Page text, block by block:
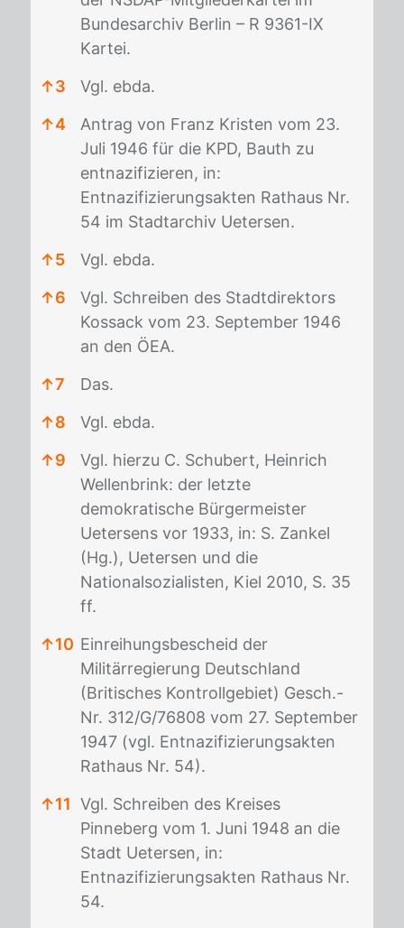
Bundesarchiv Berlin – R 9361-IX
Kartei.
↑3
Vgl. ebda.
↑4
Antrag von Franz Kristen vom 23.
Juli 1946 für die KPD, Bauth zu
entnazifizieren, in:
Entnazifizierungsakten Rathaus Nr.
54 im Stadtarchiv Uetersen.
↑5
Vgl. ebda.
↑6
Vgl. Schreiben des Stadtdirektors
Kossack vom 23. September 1946
an den ÖEA.
↑7
Das.
↑8
Vgl. ebda.
↑9
Vgl. hierzu C. Schubert, Heinrich
Wellenbrink: der letzte
demokratische Bürgermeister
Uetersens vor 1933, in: S. Zankel
(Hg.), Uetersen und die
Nationalsozialisten, Kiel 2010, S. 35
ff.
↑10 Einreihungsbescheid der
Militärregierung Deutschland
(Britisches Kontrollgebiet) Gesch.-
Nr. 312/G/76808 vom 27. September
1947 (vgl. Entnazifizierungsakten
Rathaus Nr. 54).
↑11 Vgl. Schreiben des Kreises
Pinneberg vom 1. Juni 1948 an die
Stadt Uetersen, in:
Entnazifizierungsakten Rathaus Nr.
54.